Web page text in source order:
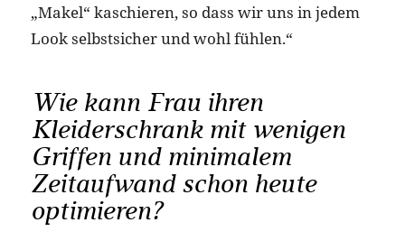
„Makel“ kaschieren, so dass wir uns in jedem
Look selbstsicher und wohl fühlen.“
Wie kann Frau ihren
Kleiderschrank mit wenigen
Griffen und minimalem
Zeitaufwand schon heute
optimieren?